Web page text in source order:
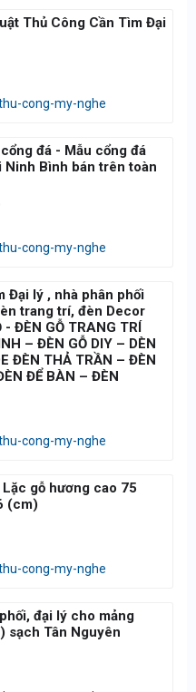
Thủ Công Cần Tìm Đại
cong-my-nghe
đá - Mẫu cổng đá
Ninh Bình bán trên toàn
cong-my-nghe
Đại lý , nhà phân phối
trang trí, đèn Decor
ĐÈN GỖ TRANG TRÍ
– ĐÈN GỖ DIY – DÈN
ĐÈN THẢ TRẦN – ĐÈN
ĐỂ BÀN – ĐÈN
cong-my-nghe
gỗ hương cao 75
(cm)
cong-my-nghe
đại lý cho mảng
sạch Tân Nguyên